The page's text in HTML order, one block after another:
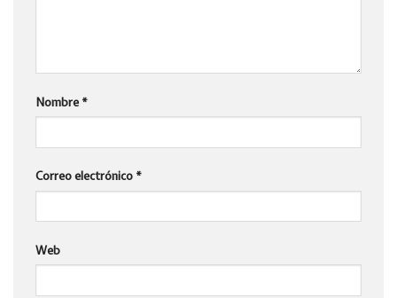
Nombre *
Correo electrónico *
Web